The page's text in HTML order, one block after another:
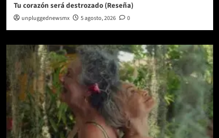
Tu corazón será destrozado (Reseña)
unpluggednewsmx 5 agosto, 2026 0